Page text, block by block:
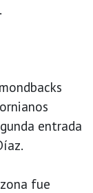
entrada
fue